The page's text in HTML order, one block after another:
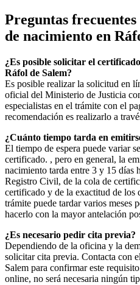
Preguntas
de nacimiento en
¿Es posible solicitar el
Ráfol de Salem?
Es posible realizar la solicitud en
oficial del Ministerio de Justicia
especialistas en el trámite con el
recomendación es realizarlo a
¿Cuánto tiempo tarda en
El tiempo de espera puede variar
certificado. , pero en general, la
nacimiento tarda entre 3 y 15 días
Registro Civil, de la cola de
certificado y de la exactitud de los
trámite puede tardar varios meses
hacerlo con la mayor antelación
¿Es necesario pedir cita previa?
Dependiendo de la oficina y la
solicitar cita previa. Contacta con
Salem para confirmar este
online, no será necesaria ningún